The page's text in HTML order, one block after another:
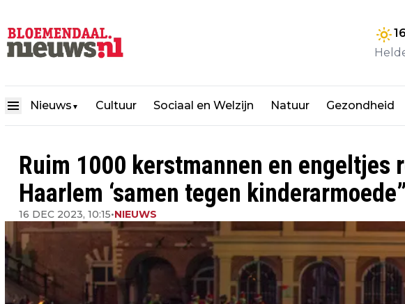
16
Nieuws ▼ Cultuur Sociaal en Welzijn Natuur Gezondheid
Ruim 1000 kerstmannen en engeltjes
Haarlem ‘samen tegen kinderarmoede”
16 DEC 2023, 10:15•NIEUWS